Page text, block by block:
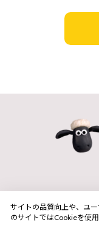
サイトの品質向上や、ユ
のサイトではCookieを使用